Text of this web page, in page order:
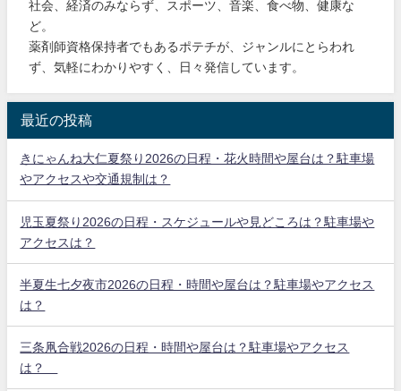
社会、経済のみならず、スポーツ、音楽、食べ物、健康な
ど。
薬剤師資格保持者でもあるポテチが、ジャンルにとらわれ
ず、気軽にわかりやすく、日々発信しています。
最近の投稿
きにゃんね大仁夏祭り2026の日程・花火時間や屋台は？駐車場
やアクセスや交通規制は？
児玉夏祭り2026の日程・スケジュールや見どころは？駐車場や
アクセスは？
半夏生七夕夜市2026の日程・時間や屋台は？駐車場やアクセス
は？
三条凧合戦2026の日程・時間や屋台は？駐車場やアクセス
は？